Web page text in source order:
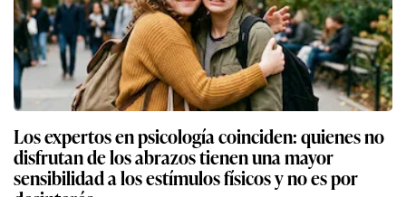
Los expertos en psicología coinciden: quienes no
disfrutan de los abrazos tienen una mayor
sensibilidad a los estímulos físicos y no es por